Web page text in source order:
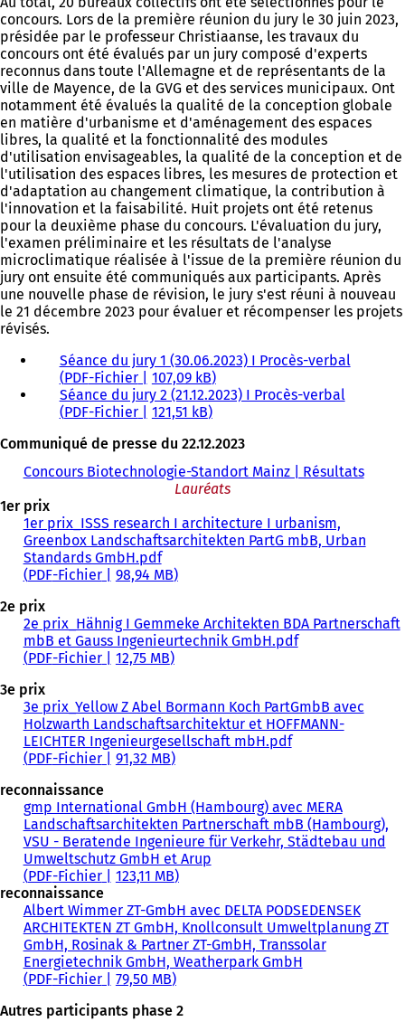
concours. Lors de la première réunion du jury le 30 juin 2023,
présidée par le professeur Christiaanse, les travaux du
concours ont été évalués par un jury composé d'experts
reconnus dans toute l'Allemagne et de représentants de la
ville de Mayence, de la GVG et des services municipaux. Ont
notamment été évalués la qualité de la conception globale
en matière d'urbanisme et d'aménagement des espaces
libres, la qualité et la fonctionnalité des modules
d'utilisation envisageables, la qualité de la conception et de
l'utilisation des espaces libres, les mesures de protection et
d'adaptation au changement climatique, la contribution à
l'innovation et la faisabilité. Huit projets ont été retenus
pour la deuxième phase du concours. L'évaluation du jury,
l'examen préliminaire et les résultats de l'analyse
microclimatique réalisée à l'issue de la première réunion du
jury ont ensuite été communiqués aux participants. Après
une nouvelle phase de révision, le jury s'est réuni à nouveau
le 21 décembre 2023 pour évaluer et récompenser les projets
révisés.
Séance du jury 1 (30.06.2023) I Procès-verbal
PDF-Fichier
107,09 kB
Séance du jury 2 (21.12.2023) I Procès-verbal
PDF-Fichier
121,51 kB
Communiqué de presse du 22.12.2023
Concours Biotechnologie-Standort Mainz | Résultats
Lauréats
1er prix
1er prix_ISSS research I architecture I urbanism,
Greenbox Landschaftsarchitekten PartG mbB, Urban
Standards GmbH.pdf
PDF-Fichier
98,94 MB
2e prix
2e prix_Hähnig I Gemmeke Architekten BDA Partnerschaft
mbB et Gauss Ingenieurtechnik GmbH.pdf
PDF-Fichier
12,75 MB
3e prix
3e prix_Yellow Z Abel Bormann Koch PartGmbB avec
Holzwarth Landschaftsarchitektur et HOFFMANN-
LEICHTER Ingenieurgesellschaft mbH.pdf
PDF-Fichier
91,32 MB
reconnaissance
gmp International GmbH (Hambourg) avec MERA
Landschaftsarchitekten Partnerschaft mbB (Hambourg),
VSU - Beratende Ingenieure für Verkehr, Städtebau und
Umweltschutz GmbH et Arup
PDF-Fichier
123,11 MB
reconnaissance
Albert Wimmer ZT-GmbH avec DELTA PODSEDENSEK
ARCHITEKTEN ZT GmbH, Knollconsult Umweltplanung ZT
GmbH, Rosinak & Partner ZT-GmbH, Transsolar
Energietechnik GmbH, Weatherpark GmbH
PDF-Fichier
79,50 MB
Autres participants phase 2